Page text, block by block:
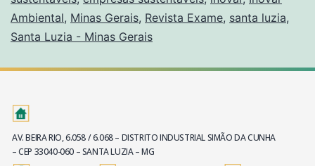
Ambiental, Minas Gerais, Revista Exame, santa luzia,
Santa Luzia - Minas Gerais
AV. BEIRA RIO, 6.058 / 6.068 – DISTRITO INDUSTRIAL SIMÃO DA CUNHA
– CEP 33040-060 – SANTA LUZIA – MG